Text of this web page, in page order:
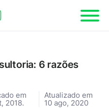
6 razões
em
2018.
Atualizado em
10 ago, 2020